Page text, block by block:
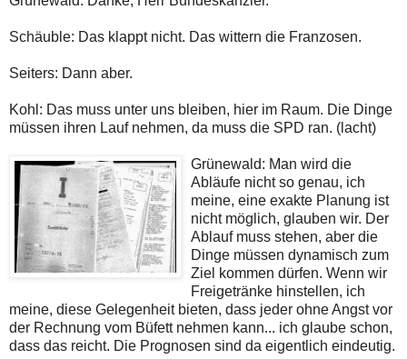
Schäuble: Das klappt nicht. Das wittern die Franzosen.
Seiters: Dann aber.
Kohl: Das muss unter uns bleiben, hier im Raum. Die Dinge
müssen ihren Lauf nehmen, da muss die SPD ran. (lacht)
Grünewald: Man wird die
Abläufe nicht so genau, ich
meine, eine exakte Planung ist
nicht möglich, glauben wir. Der
Ablauf muss stehen, aber die
Dinge müssen dynamisch zum
Ziel kommen dürfen. Wenn wir
Freigetränke hinstellen, ich
meine, diese Gelegenheit bieten, dass jeder ohne Angst vor
der Rechnung vom Büfett nehmen kann... ich glaube schon,
dass das reicht. Die Prognosen sind da eigentlich eindeutig.